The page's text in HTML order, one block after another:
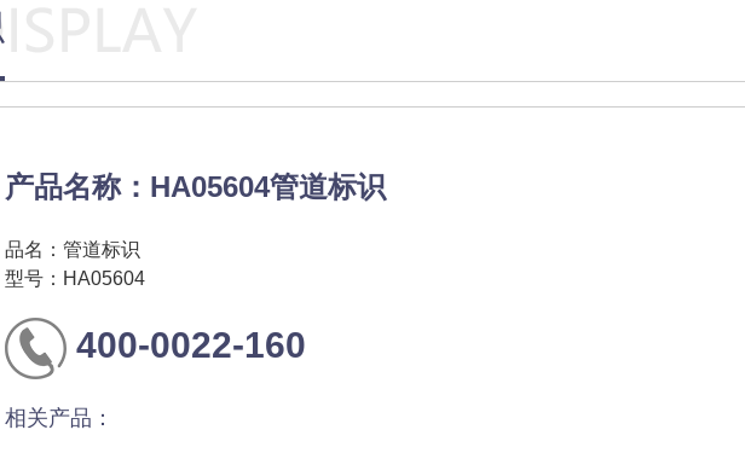
产品名称：HA05604管道标识
品名：管道标识
型号：HA05604
400-0022-160
相关产品：